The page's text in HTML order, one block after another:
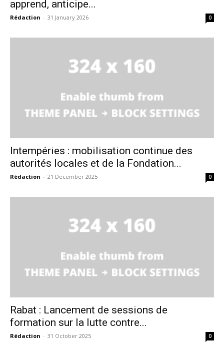
Insight Publications
À propos
Formules d’abonnement
Mon compte
apprend, anticipe...
Rédaction - 31 January 2026 0
Intempéries : mobilisation continue des
autorités locales et de la Fondation...
Rédaction - 21 December 2025 0
Rabat : Lancement de sessions de
formation sur la lutte contre...
Rédaction - 31 October 2025 0